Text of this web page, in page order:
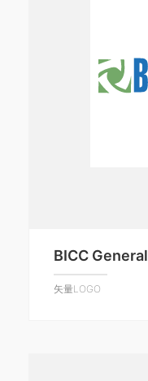
BICC General
矢量LOGO